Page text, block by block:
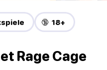
🔞 18+
Rage Cage